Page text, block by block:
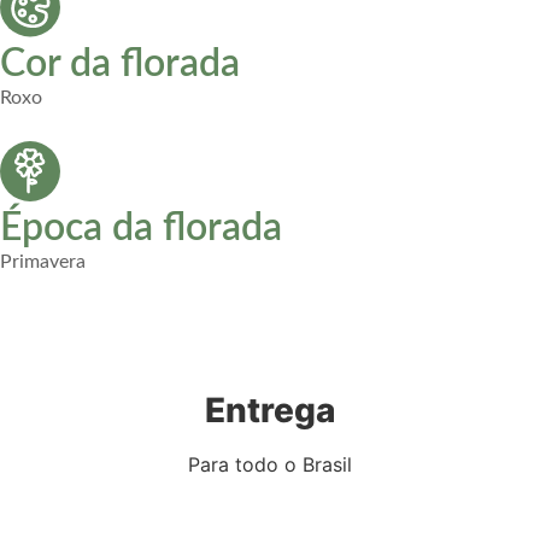
Cor da florada
Roxo
Época da florada
Primavera
Entrega
Para todo o Brasil